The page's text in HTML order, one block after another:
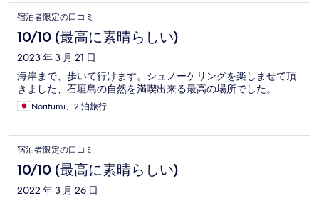
wenn es OK war.
宿泊者限定の口コミ
10/10 (最高に素晴らしい)
2023 年 3 月 21 日
海岸まで、歩いて行けます。シュノーケリングを楽しませて頂
きました、石垣島の自然を満喫出来る最高の場所でした。
Norifumi、2 泊旅行
宿泊者限定の口コミ
10/10 (最高に素晴らしい)
2022 年 3 月 26 日